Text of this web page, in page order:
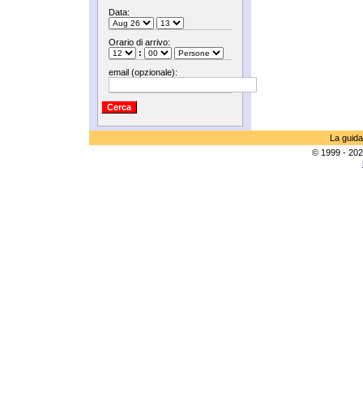
Data:
Orario di arrivo:
:
email (opzionale):
La
© 1999 -